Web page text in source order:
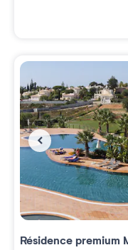
Résidence premium